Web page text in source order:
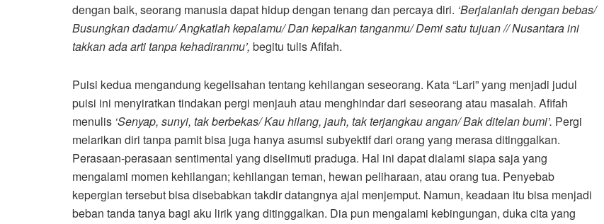
dengan baik, seorang manusia dapat hidup dengan tenang dan percaya diri. ‘Berjalanlah dengan bebas/
Busungkan dadamu/ Angkatlah kepalamu/ Dan kepalkan tanganmu/ Demi satu tujuan // Nusantara ini
takkan ada arti tanpa kehadiranmu’, begitu tulis Afifah.
Puisi kedua mengandung kegelisahan tentang kehilangan seseorang. Kata “Lari” yang menjadi judul
puisi ini menyiratkan tindakan pergi menjauh atau menghindar dari seseorang atau masalah. Afifah
menulis ‘Senyap, sunyi, tak berbekas/ Kau hilang, jauh, tak terjangkau angan/ Bak ditelan bumi’. Pergi
melarikan diri tanpa pamit bisa juga hanya asumsi subyektif dari orang yang merasa ditinggalkan.
Perasaan-perasaan sentimental yang diselimuti praduga. Hal ini dapat dialami siapa saja yang
mengalami momen kehilangan; kehilangan teman, hewan peliharaan, atau orang tua. Penyebab
kepergian tersebut bisa disebabkan takdir datangnya ajal menjemput. Namun, keadaan itu bisa menjadi
beban tanda tanya bagi aku lirik yang ditinggalkan. Dia pun mengalami kebingungan, duka cita yang